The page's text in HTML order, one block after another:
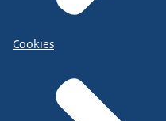
Cookies